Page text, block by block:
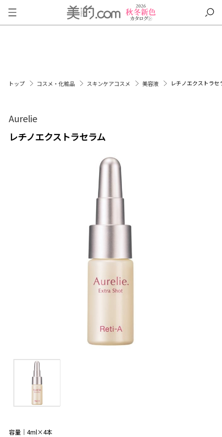
トップ コスメ・化粧品 スキンケアコスメ 美容液 レチノエクストラセ
Aurelie
レチノエクストラセラム
容量｜4ml×4本